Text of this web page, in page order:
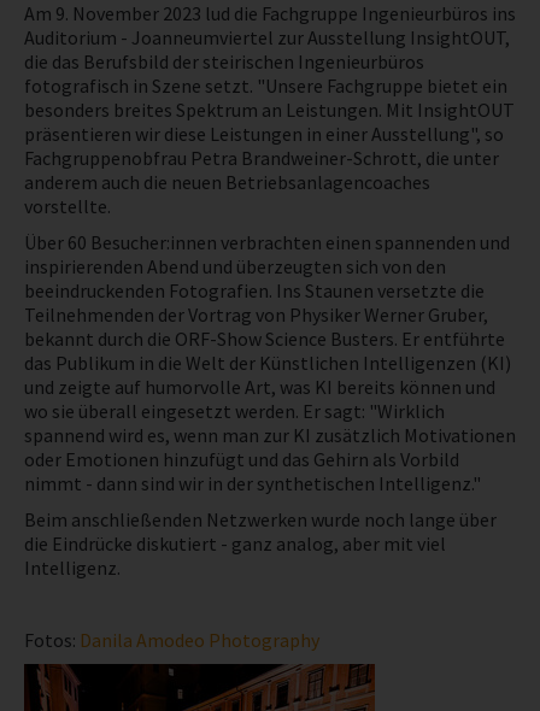
PRÜFING
WETTBEWERBE
KAMPAGNE
Am 9. November 2023 lud die Fachgruppe Ingenieurbüros ins
Auditorium - Joanneumviertel zur Ausstellung InsightOUT,
die das Berufsbild der steirischen Ingenieurbüros
fotografisch in Szene setzt. "Unsere Fachgruppe bietet ein
besonders breites Spektrum an Leistungen. Mit InsightOUT
präsentieren wir diese Leistungen in einer Ausstellung", so
Fachgruppenobfrau Petra Brandweiner-Schrott, die unter
anderem auch die neuen Betriebsanlagencoaches
vorstellte.
Über 60 Besucher:innen verbrachten einen spannenden und
inspirierenden Abend und überzeugten sich von den
beeindruckenden Fotografien. Ins Staunen versetzte die
Teilnehmenden der Vortrag von Physiker Werner Gruber,
bekannt durch die ORF-Show Science Busters. Er entführte
das Publikum in die Welt der Künstlichen Intelligenzen (KI)
und zeigte auf humorvolle Art, was KI bereits können und
wo sie überall eingesetzt werden. Er sagt: "Wirklich
spannend wird es, wenn man zur KI zusätzlich Motivationen
oder Emotionen hinzufügt und das Gehirn als Vorbild
nimmt - dann sind wir in der synthetischen Intelligenz."
Beim anschließenden Netzwerken wurde noch lange über
die Eindrücke diskutiert - ganz analog, aber mit viel
Intelligenz.
Fotos: Danila Amodeo Photography